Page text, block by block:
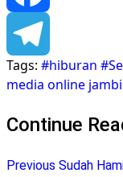
Facebook
Telegram
Tags: #hiburan
media online jambi
Continue
Previous Sudah